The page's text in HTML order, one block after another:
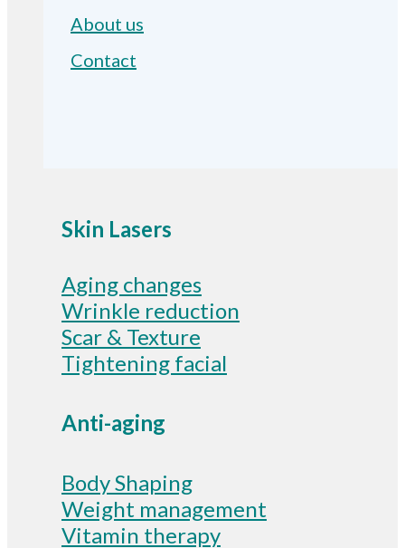
About us
Contact
Skin Lasers
Aging changes
Wrinkle reduction
Scar & Texture
Tightening facial
Anti-aging
Body Shaping
Weight management
Vitamin therapy